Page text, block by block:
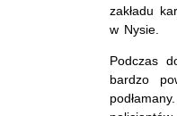
zakładu
w Nysie.
Podczas
bardzo